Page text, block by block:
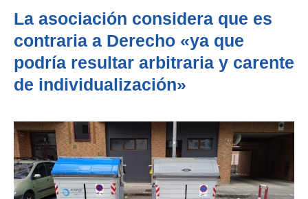
La asociación considera que es
contraria a Derecho «ya que
podría resultar arbitraria y carente
de individualización»